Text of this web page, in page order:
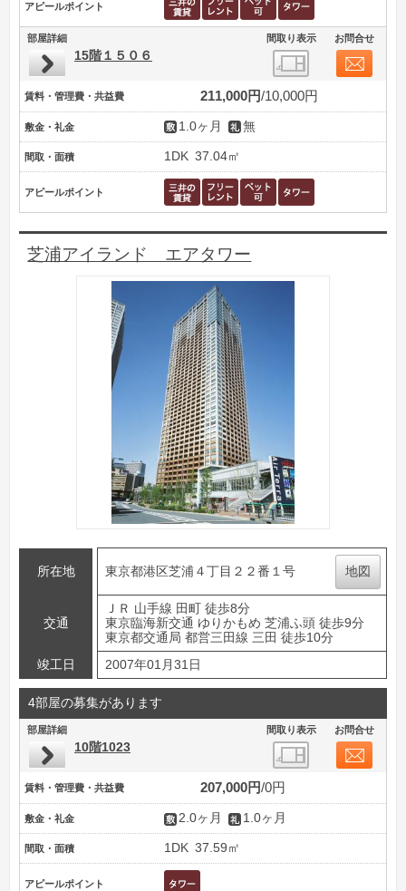
アピールポイント
部屋詳細 間取り表示 お問合せ
15階１５０６
賃料・管理費・共益費 211,000円 10,000円
敷金・礼金 1.0ヶ月 無
間取・面積 1DK 37.04㎡
アピールポイント
芝浦アイランド エアタワー
所在地 東京都港区芝浦４丁目２２番１号 地図
交通
ＪＲ 山手線 田町 徒歩8分
東京臨海新交通 ゆりかもめ 芝浦ふ頭 徒歩9分
東京都交通局 都営三田線 三田 徒歩10分
竣工日
2007年01月31日
4部屋の募集があります
部屋詳細 間取り表示 お問合せ
10階1023
賃料・管理費・共益費 207,000円 0円
敷金・礼金 2.0ヶ月 1.0ヶ月
間取・面積 1DK 37.59㎡
アピールポイント